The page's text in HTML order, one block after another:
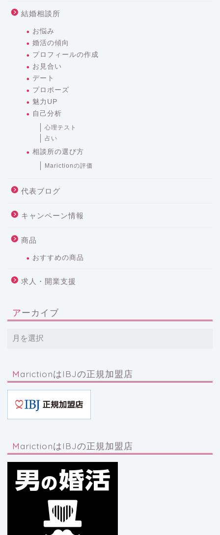
結婚相談所
お悩み
婚活の傾向
プロフィールの作成
お見合い
デート
プロポーズ
魅力UP
自己分析
心理テスト
占い
相談所の選び方
Marictionの評価
代表ブログ
キャンペーン情報
商品
おすすめの商品
求人・開業支援
アーカイブ
MarictionはIBJの正規加盟店
MarictionはIBJの正規加盟店